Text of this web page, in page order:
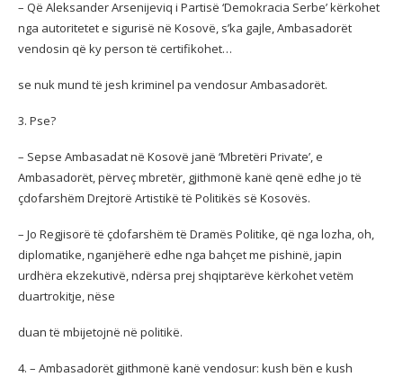
– Që Aleksander Arsenijeviq i Partisë ‘Demokracia Serbe’ kërkohet
nga autoritetet e sigurisë në Kosovë, s’ka gajle, Ambasadorët
vendosin që ky person të certifikohet…
se nuk mund të jesh kriminel pa vendosur Ambasadorët.
3. Pse?
– Sepse Ambasadat në Kosovë janë ‘Mbretëri Private’, e
Ambasadorët, përveç mbretër, gjithmonë kanë qenë edhe jo të
çdofarshëm Drejtorë Artistikë të Politikës së Kosovës.
– Jo Regjisorë të çdofarshëm të Dramës Politike, që nga lozha, oh,
diplomatike, nganjëherë edhe nga bahçet me pishinë, japin
urdhëra ekzekutivë, ndërsa prej shqiptarëve kërkohet vetëm
duartrokitje, nëse
duan të mbijetojnë në politikë.
4. – Ambasadorët gjithmonë kanë vendosur: kush bën e kush